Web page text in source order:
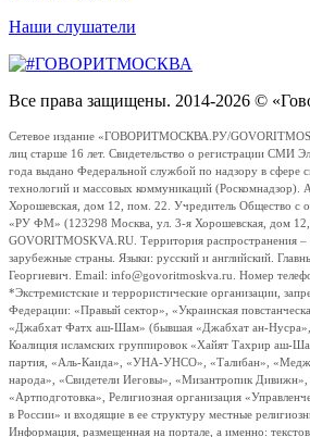
Наши слушатели
Все права защищены. 2014-2026 ©
Сетевое издание «ГОВОРИТМОСКВА.РУ/
лиц старше 16 лет. Свидетельство о регистрации СМИ
года выдано Федеральной службой по надзору в сфере
технологий и массовых коммуникаций (Роскомнадзор).
Хорошевская, дом 12, пом. 22. Учредитель Общество с
«РУ ФМ» (123298 Москва, ул. 3-я Хорошевская, дом
GOVORITMOSKVA.RU. Территория распространения –
зарубежные страны. Языки: русский и английский.
Георгиевич. Email: info@govoritmoskva.ru. Номер
*Экстремистские и террористические организации,
Федерации: «Правый сектор», «Украинская
«Джабхат Фатх аш-Шам» (бывшая «Джабхат ан-
Коалиция исламских группировок «Хайят Тахрир аш-
партия, «Аль-Каида», «УНА-УНСО», «Талибан»,
народа», «Свидетели Иеговы», «Мизантропик Дивижн»,
«Артподготовка», Религиозная организация
в России» и входящие в ее структуру местные
Информация, размещенная на портале, а именно: